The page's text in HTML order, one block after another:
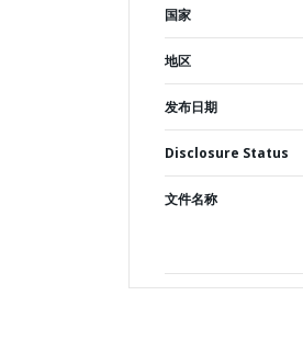
国家
地区
发布日期
Disclosure Status
文件名称